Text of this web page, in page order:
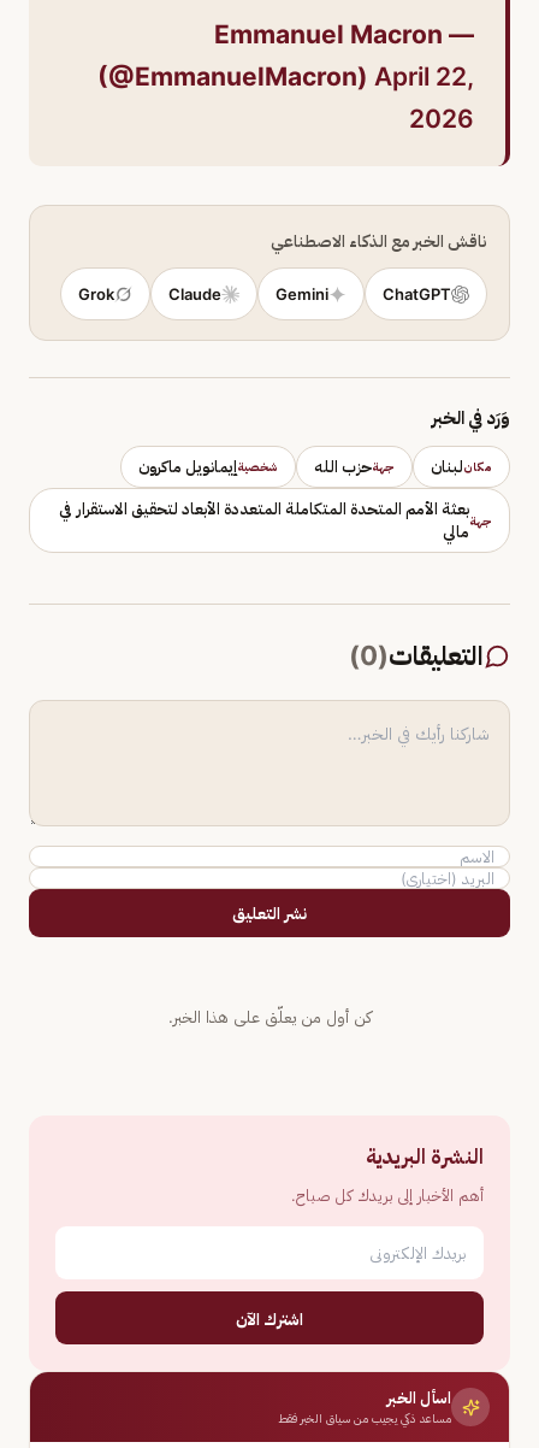
— Emmanuel Macron
(@EmmanuelMacron) April 22,
2026
ناقش الخبر مع الذكاء الاصطناعي
ChatGPT
Gemini
Claude
Grok
وَرَد في الخبر
مكانلبنان جهةحزب الله شخصيةإيمانويل ماكرون
جهة
بعثة الأمم المتحدة المتكاملة المتعددة الأبعاد لتحقيق الاستقرار في
مالي
التعليقات(
0
)
نشر التعليق
كن أول من يعلّق على هذا الخبر.
النشرة البريدية
أهم الأخبار إلى بريدك كل صباح.
اشترك الآن
اسأل الخبر
مساعد ذكي يجيب من سياق الخبر فقط